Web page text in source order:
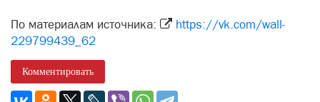
По материалам источника:
https://vk.com/wall-
229799439_62
Комментировать